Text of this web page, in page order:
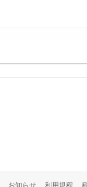
お知らせ 利用規程